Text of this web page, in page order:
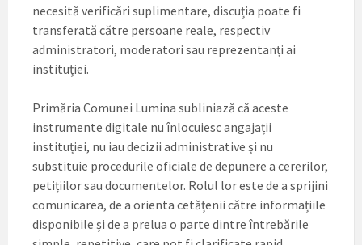
necesită verificări suplimentare, discuția poate fi
transferată către persoane reale, respectiv
administratori, moderatori sau reprezentanți ai
instituției.
Primăria Comunei Lumina subliniază că aceste
instrumente digitale nu înlocuiesc angajații
instituției, nu iau decizii administrative și nu
substituie procedurile oficiale de depunere a cererilor,
petițiilor sau documentelor. Rolul lor este de a sprijini
comunicarea, de a orienta cetățenii către informațiile
disponibile și de a prelua o parte dintre întrebările